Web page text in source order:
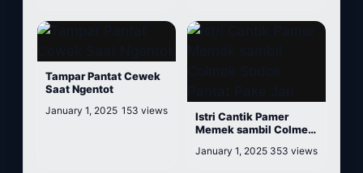
Tampar Pantat Cewek
Saat Ngentot
January 1, 2025 153 views
Istri Cantik Pamer
Memek sambil Colmek
January 1, 2025 353 views